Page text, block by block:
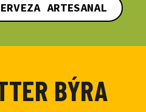
ARTESANAL
BÝRA